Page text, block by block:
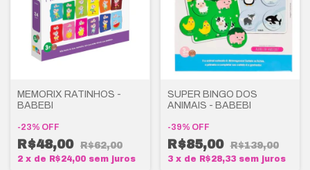
MEMORIX RATINHOS -
BABEBI
-23% OFF
R$48,00 R$62,00
2 x de R$24,00 sem juros
SUPER BINGO DOS
ANIMAIS - BABEBI
-39% OFF
R$85,00 R$139,00
3 x de R$28,33 sem juros